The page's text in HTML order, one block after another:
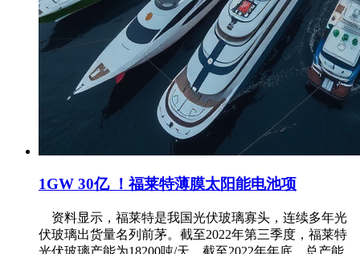
1GW 30亿 ！福莱特薄膜太阳能电池项
资料显示，福莱特是我国光伏玻璃寡头，连续多年光
伏玻璃出货量名列前茅。截至2022年第三季度，福莱特
光伏玻璃产能为18200吨/天，截至2022年年底，总产能